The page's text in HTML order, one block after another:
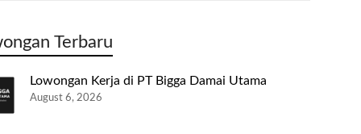
Terbaru
Lowongan Kerja di PT Bigga Damai Utama
August 6, 2026